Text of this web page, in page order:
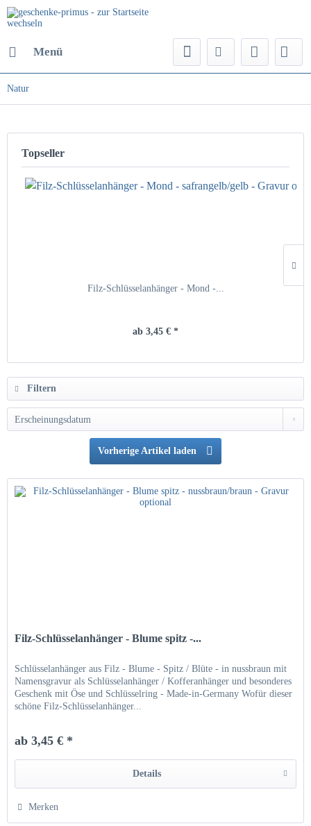
Menü
Natur
Topseller
Filz-Schlüsselanhänger - Mond -...
ab 3,45 € *
Filtern
Vorherige Artikel laden
Filz-Schlüsselanhänger - Blume spitz -...
Schlüsselanhänger aus Filz - Blume - Spitz / Blüte - in nussbraun mit
Namensgravur als Schlüsselanhänger / Kofferanhänger und besonderes
Geschenk mit Öse und Schlüsselring - Made-in-Germany Wofür dieser
schöne Filz-Schlüsselanhänger...
ab 3,45 € *
Details
Merken